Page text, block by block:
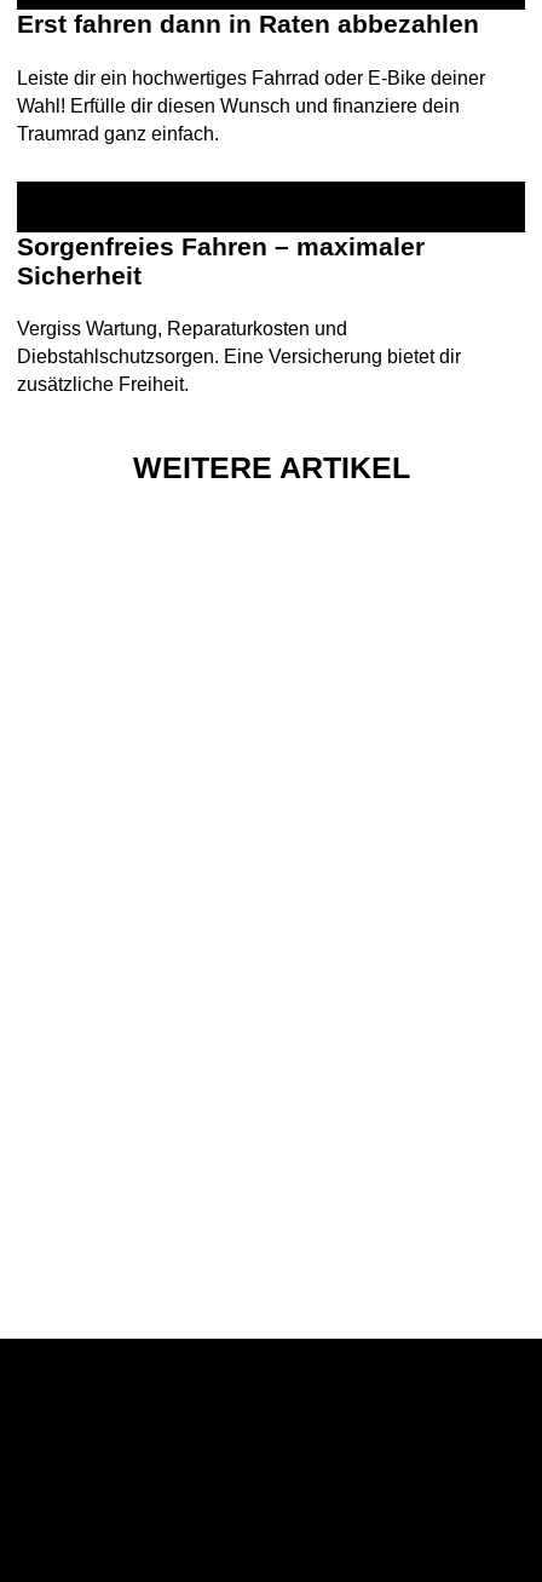
Erst fahren dann in Raten abbezahlen
Leiste dir ein hochwertiges Fahrrad oder E-Bike deiner
Wahl! Erfülle dir diesen Wunsch und finanziere dein
Traumrad ganz einfach.
Sorgenfreies Fahren – maximaler
Sicherheit
Vergiss Wartung, Reparaturkosten und
Diebstahlschutzsorgen. Eine Versicherung bietet dir
zusätzliche Freiheit.
WEITERE ARTIKEL